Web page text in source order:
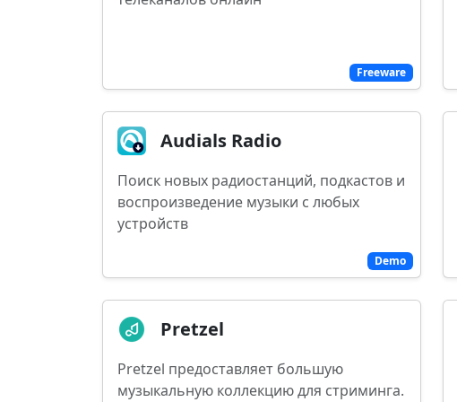
Freeware
Demo
Audials Radio
Поиск новых радиостанций, подкастов и
воспроизведение музыки с любых
устройств
Pretzel
Pretzel предоставляет большую
музыкальную коллекцию для стриминга.